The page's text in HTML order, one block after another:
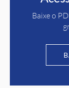
Baixe o